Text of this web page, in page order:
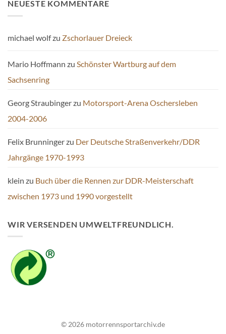
NEUESTE KOMMENTARE
michael wolfzu Zschorlauer Dreieck
Mario Hoffmann zu Schönster Wartburg auf dem
Sachsenring
Georg Straubingerzu Motorsport-Arena Oschersleben
2004-2006
Felix Brunningerzu Der Deutsche Straßenverkehr/DDR
Jahrgänge 1970-1993
klein zu Buch über die Rennen zur DDR-Meisterschaft
zwischen 1973 und 1990 vorgestellt
WIR VERSENDEN UMWELTFREUNDLICH.
© 2026 motorrennsportarchiv.de